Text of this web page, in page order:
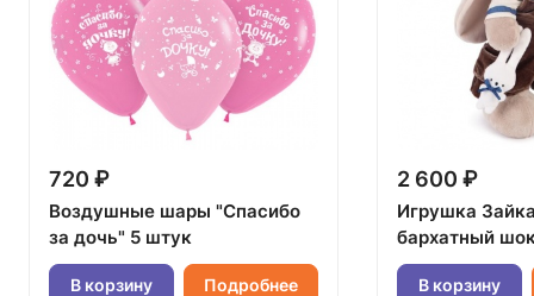
720 ₽
Воздушные шары "Спасибо
за дочь" 5 штук
В корзину Подробнее
2 600 ₽
Игрушка
бархатный
В корзину